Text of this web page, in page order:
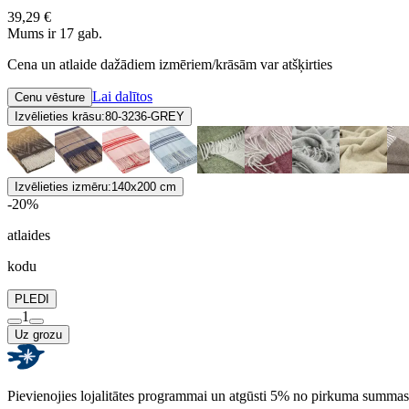
39,29 €
Mums ir 17 gab.
Cena un atlaide dažādiem izmēriem/krāsām var atšķirties
Cenu vēsture Lai dalītos
Izvēlieties krāsu:80-3236-GREY
Izvēlieties izmēru:140x200 cm
-20%
atlaides
kodu
PLEDI
1
Uz grozu
Pievienojies lojalitātes programmai un atgūsti 5% no pirkuma